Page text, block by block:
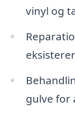
vinyl og
gulve for